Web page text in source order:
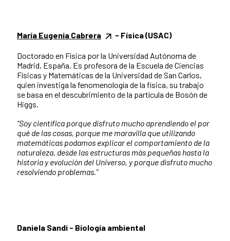
María Eugenia Cabrera - Física (USAC)
Doctorado en Física por la Universidad Autónoma de
Madrid, España. Es profesora de la Escuela de Ciencias
Físicas y Matemáticas de la Universidad de San Carlos,
quien investiga la fenomenología de la física, su trabajo
se basa en el descubrimiento de la partícula de Bosón de
Higgs.
“Soy científica porque disfruto mucho aprendiendo el por
qué de las cosas, porque me maravilla que utilizando
matemáticas podamos explicar el comportamiento de la
naturaleza, desde las estructuras más pequeñas hasta la
historia y evolución del Universo, y porque disfruto mucho
resolviendo problemas.”
Daniela Sandi - Biología ambiental